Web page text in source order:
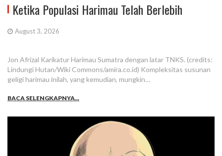
Ketika Populasi Harimau Telah Berlebih
August 3, 2026
Jon Afrizal Karikatur Harimau Sumatra dengan latar TNKS. (credits:
Lindungi Hutan/Wiki Commons/amira.co.id) Kompleksitas susunan
geligi harimau inilah, yang kemudian, mungkin…
BACA SELENGKAPNYA...